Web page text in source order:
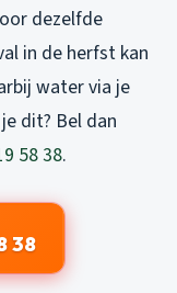
dezelfde
in de herfst kan
water via je
dit? Bel dan
58 38.
38